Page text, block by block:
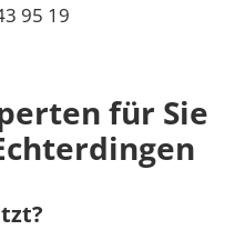
95 19
für Sie